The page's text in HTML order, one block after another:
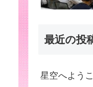
最近の投
星空へようこ